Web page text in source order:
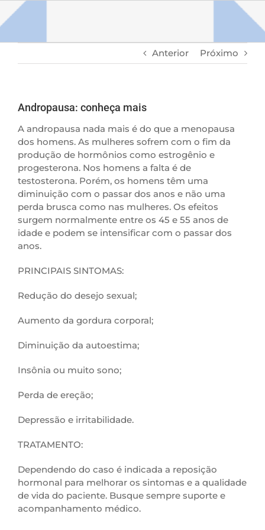
para
conteúdo
Anterior Próximo
Andropausa: conheça mais
A andropausa nada mais é do que a menopausa
dos homens. As mulheres sofrem com o fim da
produção de hormônios como estrogênio e
progesterona. Nos homens a falta é de
testosterona. Porém, os homens têm uma
diminuição com o passar dos anos e não uma
perda brusca como nas mulheres. Os efeitos
surgem normalmente entre os 45 e 55 anos de
idade e podem se intensificar com o passar dos
anos.
PRINCIPAIS SINTOMAS:
Redução do desejo sexual;
Aumento da gordura corporal;
Diminuição da autoestima;
Insônia ou muito sono;
Perda de ereção;
Depressão e irritabilidade.
TRATAMENTO:
Dependendo do caso é indicada a reposição
hormonal para melhorar os sintomas e a qualidade
de vida do paciente. Busque sempre suporte e
acompanhamento médico.